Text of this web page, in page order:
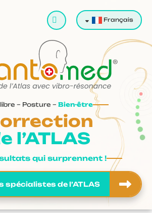
– Posture – Bien-être
l’ATLAS
qui surprennent !
spécialistes de l’ATLAS
Valider Français